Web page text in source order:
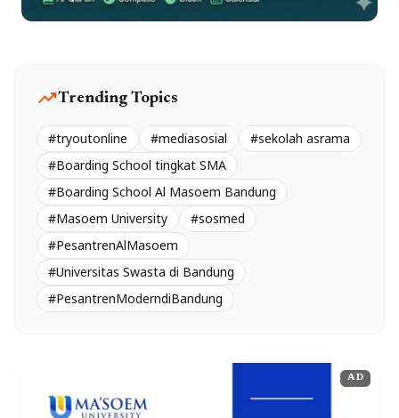
trending_upTrending Topics
#tryoutonline #mediasosial
#sekolah asrama
#Boarding School tingkat SMA
#Boarding School Al Masoem Bandung
#Masoem University
#sosmed
#PesantrenAlMasoem
#Universitas Swasta di Bandung
#PesantrenModerndiBandung
AD